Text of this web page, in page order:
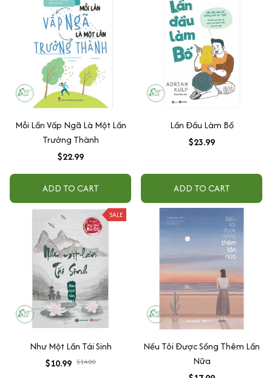
Mỗi Lần Vấp Ngã Là Một Lần
Trưởng Thành
$22.99
ADD TO CART
Lần Đầu Làm Bố
$23.99
ADD TO CART
SALE
Như Một Lần Tái Sinh
$10.99 $14.00
Nếu Tôi Được Sống Thêm Lần
Nữa